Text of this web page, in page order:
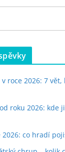
roce 2026: 7
roku 2026: kde
co hradí